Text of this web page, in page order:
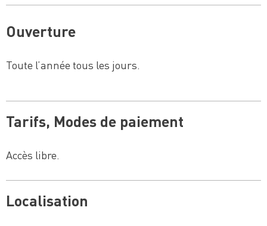
Ouverture
Toute l’année tous les jours.
Tarifs, Modes de paiement
Accès libre.
Localisation